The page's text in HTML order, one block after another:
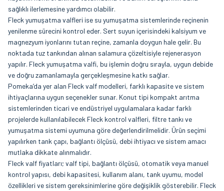
sağlıklı ilerlemesine yardımcı olabilir.
Fleck yumuşatma valfleri ise su yumuşatma sistemlerinde reçinenin
yenilenme sürecini kontrol eder. Sert suyun içerisindeki kalsiyum ve
magnezyum iyonlarını tutan reçine, zamanla doygun hale gelir. Bu
noktada tuz tankından alınan salamura çözeltisiyle rejenerasyon
yapılır. Fleck yumuşatma valfi, bu işlemin doğru sırayla, uygun debide
ve doğru zamanlamayla gerçekleşmesine katkı sağlar.
Pomeka’da yer alan Fleck valf modelleri, farklı kapasite ve sistem
ihtiyaçlarına uygun seçenekler sunar. Konut tipi kompakt arıtma
sistemlerinden ticari ve endüstriyel uygulamalara kadar farklı
projelerde kullanılabilecek Fleck kontrol valfleri, filtre tankı ve
yumuşatma sistemi uyumuna göre değerlendirilmelidir. Ürün seçimi
yapılırken tank çapı, bağlantı ölçüsü, debi ihtiyacı ve sistem amacı
mutlaka dikkate alınmalıdır.
Fleck valf fiyatları; valf tipi, bağlantı ölçüsü, otomatik veya manuel
kontrol yapısı, debi kapasitesi, kullanım alanı, tank uyumu, model
özellikleri ve sistem gereksinimlerine göre değişiklik gösterebilir. Fleck